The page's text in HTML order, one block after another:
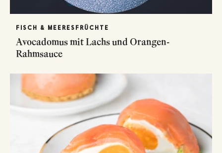
FISCH & MEERESFRÜCHTE
Avocadomus mit Lachs und Orangen-
Rahmsauce